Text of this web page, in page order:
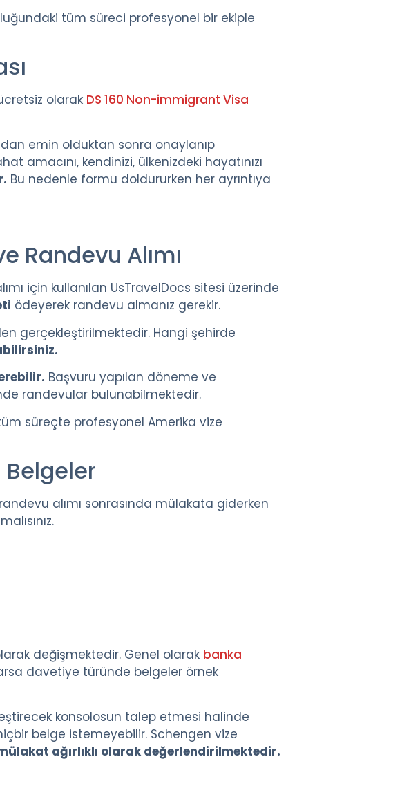
tüm süreci profesyonel bir ekiple
olarak DS 160 Non-immigrant Visa
emin olduktan sonra onaylanıp
amacını, kendinizi, ülkenizdeki hayatınızı
Bu nedenle formu doldururken her ayrıntıya
Randevu Alımı
için kullanılan UsTravelDocs sitesi üzerinde
ödeyerek randevu almanız gerekir.
gerçekleştirilmektedir. Hangi şehirde
Başvuru yapılan döneme ve
randevular bulunabilmektedir.
süreçte profesyonel Amerika vize
alımı sonrasında mülakata giderken
değişmektedir. Genel olarak banka
davetiye türünde belgeler örnek
konsolosun talep etmesi halinde
belge istemeyebilir. Schengen vize
ağırlıklı olarak değerlendirilmektedir.